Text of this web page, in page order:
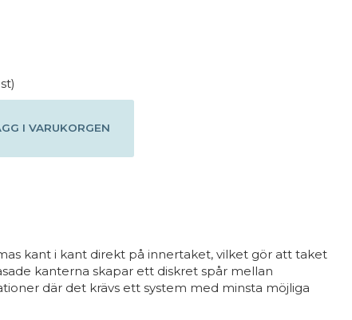
I VARUKORGEN
kant i kant direkt på innertaket, vilket gör att taket
kanterna skapar ett diskret spår mellan
där det krävs ett system med minsta möjliga